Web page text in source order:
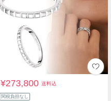
¥273,800送料込
関税負担なし